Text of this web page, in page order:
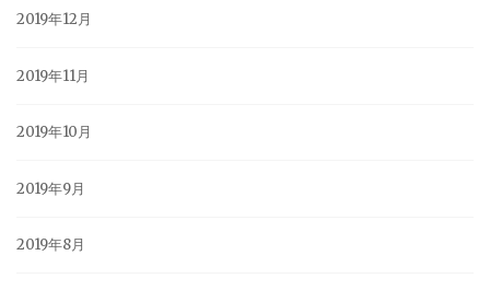
2019年12月
2019年11月
2019年10月
2019年9月
2019年8月